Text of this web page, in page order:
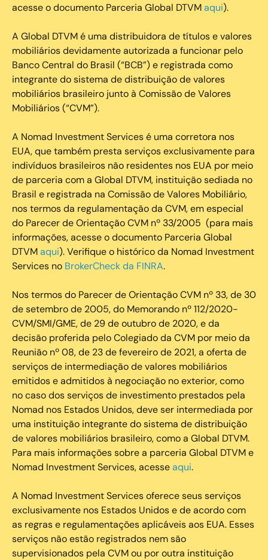
acesse o documento Parceria Global DTVMaqui).
A Global DTVM é uma distribuidora de títulos e valores
mobiliários devidamente autorizada a funcionar pelo
Banco Central do Brasil (“BCB”) e registrada como
integrante do sistema de distribuição de valores
mobiliários brasileiro junto à Comissão de Valores
Mobiliários (“CVM”).
‍A Nomad Investment Services é uma corretora nos
EUA, que também presta serviços exclusivamente para
indivíduos brasileiros não residentes nos EUA por meio
de parceria com a Global DTVM, instituição sediada no
Brasil e registrada na Comissão de Valores Mobiliário,
nos termos da regulamentação da CVM, em especial
do Parecer de Orientação CVM nº 33/2005 (para mais
informações, acesse o documento Parceria Global
DTVMaqui). Verifique o histórico da Nomad Investment
Services no BrokerCheck da FINRA.
Nos termos do Parecer de Orientação CVM nº 33, de 30
de setembro de 2005, do Memorando nº 112/2020-
CVM/SMI/GME, de 29 de outubro de 2020, e da
decisão proferida pelo Colegiado da CVM por meio da
Reunião nº 08, de 23 de fevereiro de 2021, a oferta de
serviços de intermediação de valores mobiliários
emitidos e admitidos à negociação no exterior, como
no caso dos serviços de investimento prestados pela
Nomad nos Estados Unidos, deve ser intermediada por
uma instituição integrante do sistema de distribuição
de valores mobiliários brasileiro, como a Global DTVM.
Para mais informações sobre a parceria Global DTVM e
Nomad Investment Services, acesseaqui.
A Nomad Investment Services oferece seus serviços
exclusivamente nos Estados Unidos e de acordo com
as regras e regulamentações aplicáveis aos EUA. Esses
serviços não estão registrados nem são
supervisionados pela CVM ou por outra instituição